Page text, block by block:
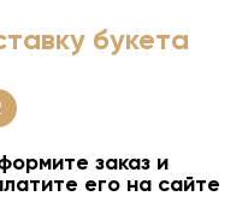
букета
заказ и
его на сайте